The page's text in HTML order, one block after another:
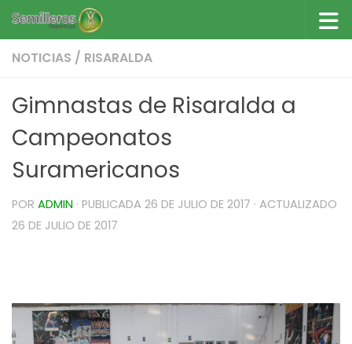
Saltar al contenido
NOTICIAS / RISARALDA
Gimnastas de Risaralda a
Campeonatos
Suramericanos
POR ADMIN · PUBLICADA 26 DE JULIO DE 2017 · ACTUALIZADO
26 DE JULIO DE 2017